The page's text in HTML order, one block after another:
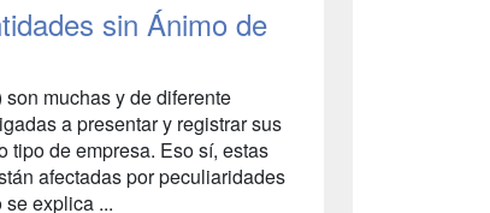
sin Ánimo de
muchas y de diferente
a presentar y registrar sus
tipo de empresa. Eso sí, estas
afectadas por peculiaridades
explica ...